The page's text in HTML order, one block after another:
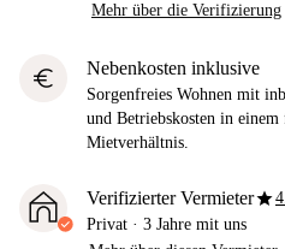
Mehr über die Verifizierung
euro Nebenkosten inklusive
Sorgenfreies Wohnen mit
und Betriebskosten in
Mietverhältnis.
Verifizierter Vermieterstar
Privat · 3 Jahre mit uns